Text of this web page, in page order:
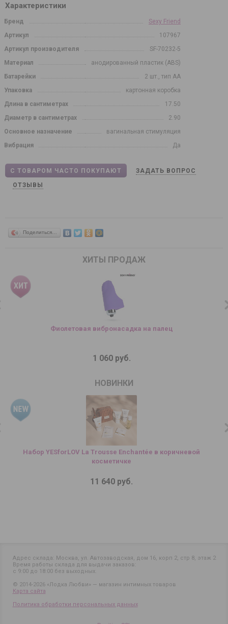
Характеристики
Бренд
Sexy Friend
Артикул
107967
Артикул производителя
SF-70232-5
Материал
анодированный пластик (ABS)
Батарейки
2 шт., тип AA
Упаковка
картонная коробка
Длина в сантиметрах
17.50
Диаметр в сантиметрах
2.90
Основное назначение
вагинальная стимуляция
Вибрация
Да
С ТОВАРОМ ЧАСТО ПОКУПАЮТ
ЗАДАТЬ ВОПРОС
ОТЗЫВЫ
Поделиться…
ХИТЫ ПРОДАЖ
Фиолетовая вибронасадка на палец
1 060 руб.
НОВИНКИ
Набор YESforLOV La Trousse Enchantée в коричневой
косметичке
11 640 руб.
Адрес склада: Москва, ул. Автозаводская, дом 16, корп 2, стр 8, этаж 2
Время работы склада для выдачи заказов:
с 9:00 до 18:00 без выходных.
© 2014-2026 «Лодка Любви» — магазин интимных товаров
Карта сайта
Политика обработки персональных данных